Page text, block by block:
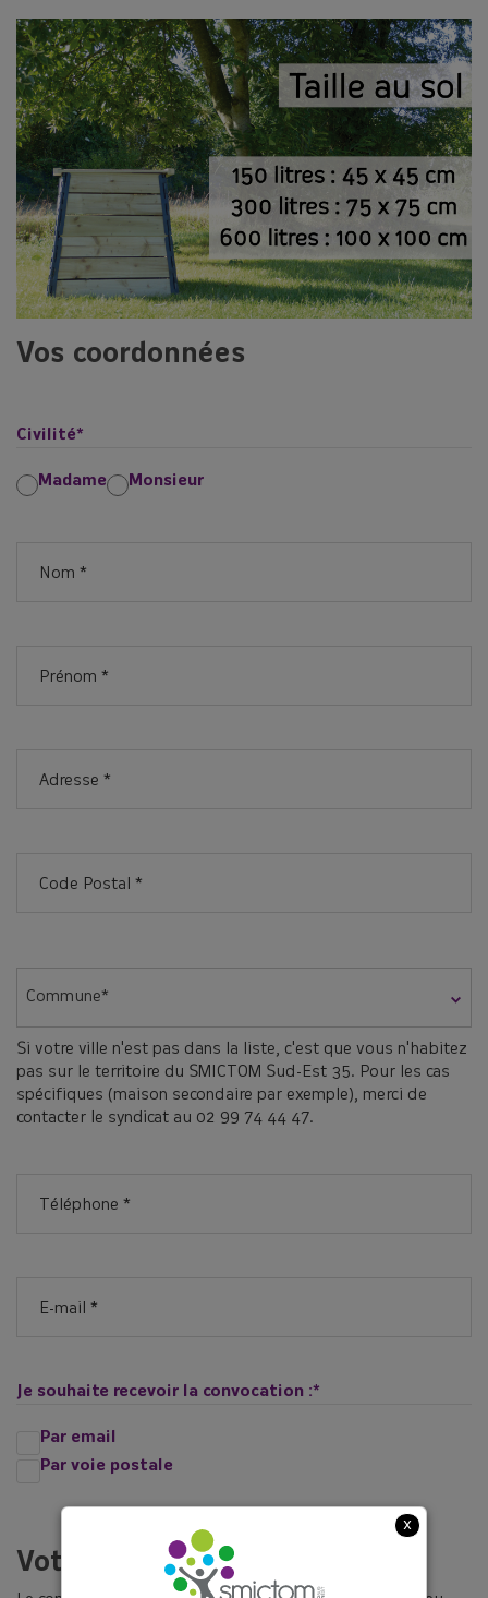
x
Vos coordonnées
Civilité*
Madame Monsieur
Postal *
Commune*
Commune*
Si votre ville n'est pas dans la liste, c'est que vous n'habitez
pas sur le territoire du SMICTOM Sud-Est 35. Pour les cas
spécifiques (maison secondaire par exemple), merci de
contacter le syndicat au 02 99 74 44 47.
mail*
Je souhaite recevoir la convocation :*
Par email
Par voie postale
Votre réservation